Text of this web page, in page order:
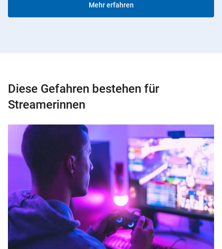
Mehr erfahren
Diese Gefahren bestehen für
Streamerinnen